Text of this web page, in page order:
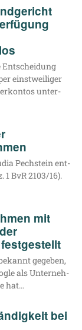
Ent­schei­dung
einst­wei­li­ger
unter­
Pech­stein ent­
1 BvR 2103/16).
mit
gege­ben,
als Unter­neh­
hat…
bei